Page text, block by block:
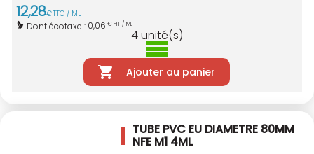
12,28€TTC / ML
Dont écotaxe : 0,06 € HT / ML
4unité(s)
Ajouter au panier
TUBE PVC EU DIAMETRE 80MM
NFE M1 4ML